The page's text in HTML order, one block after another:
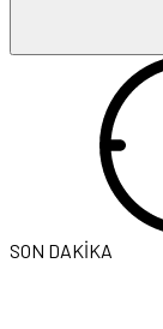
SON DAKİKA